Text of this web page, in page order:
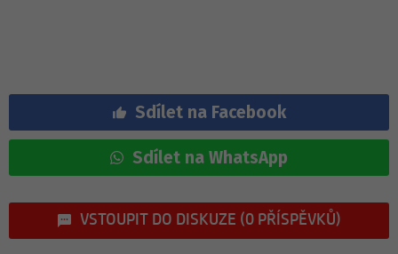
Sdílet na Facebook
Sdílet na WhatsApp
VSTOUPIT DO DISKUZE (0 PŘÍSPĚVKŮ)